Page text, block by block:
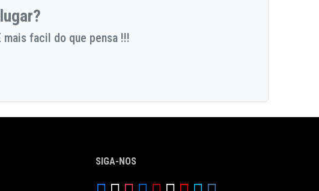
facil do que pensa !!!
SIGA-NOS